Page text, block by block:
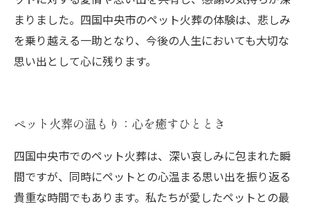
まりました。四国中央市のペット火葬の体験は、悲しみ
を乗り越える一助となり、今後の人生においても大切な
思い出として心に残ります。
ペット火葬の温もり：心を癒すひととき
四国中央市でのペット火葬は、深い哀しみに包まれた瞬
間ですが、同時にペットとの心温まる思い出を振り返る
貴重な時間でもあります。私たちが愛したペットとの最